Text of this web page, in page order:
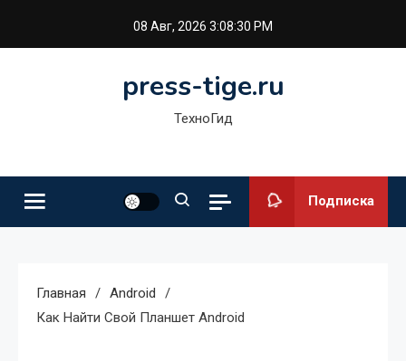
08 Авг, 2026 3:08:31 PM
press-tige.ru
ТехноГид
Подписка
Главная
Android
Как Найти Свой Планшет Android